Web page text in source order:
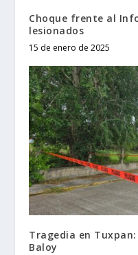
Choque frente al
lesionados
15 de enero de 2025
Tragedia en
Baloy